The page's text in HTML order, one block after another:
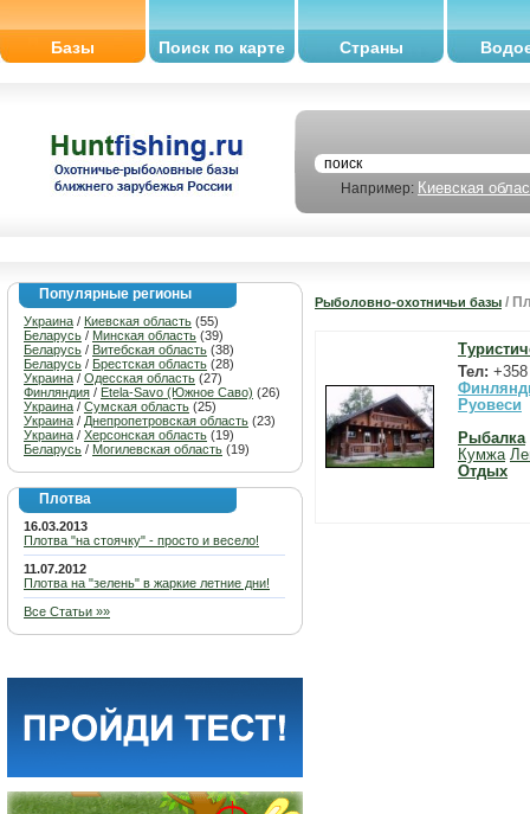
Базы Поиск по карте Страны
Например: Киевская
Популярные регионы
Украина / Киевская область (55)
Беларусь / Минская область (39)
Беларусь / Витебская область (38)
Беларусь / Брестская область (28)
Украина / Одесская область (27)
Финляндия / Etela-Savo (Южное Саво) (26)
Украина / Сумская область (25)
Украина / Днепропетровская область (23)
Украина / Херсонская область (19)
Беларусь / Могилевская область (19)
Плотва
16.03.2013
Плотва "на стоячку" - просто и весело!
11.07.2012
Плотва на "зелень" в жаркие летние дни!
Все Статьи »»
Рыболовно-охотничьи базы /
Тел:
Руовеси
Рыбалка
Кумжа
Отдых